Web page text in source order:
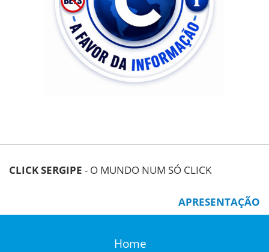
CLICK SERGIPE - O MUNDO NUM SÓ CLICK
APRESENTAÇÃO
Home